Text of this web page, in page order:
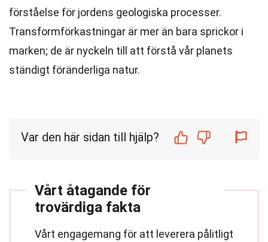
förståelse för jordens geologiska processer.
Transformförkastningar är mer än bara sprickor i
marken; de är nyckeln till att förstå vår planets
ständigt föränderliga natur.
Var den här sidan till hjälp?
Vårt åtagande för
trovärdiga fakta
Vårt engagemang för att leverera pålitligt